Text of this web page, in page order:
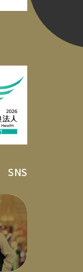
SNS